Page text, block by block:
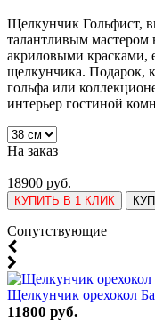
Щелкунчик Гольфист,
талантливым
акриловыми красками,
щелкунчика. Подарок,
гольфа или
интерьер гостиной
На заказ
18900 руб.
КУПИТЬ В 1 КЛИК
Cопутствующие
Щелкунчик орехокол
11800 руб.